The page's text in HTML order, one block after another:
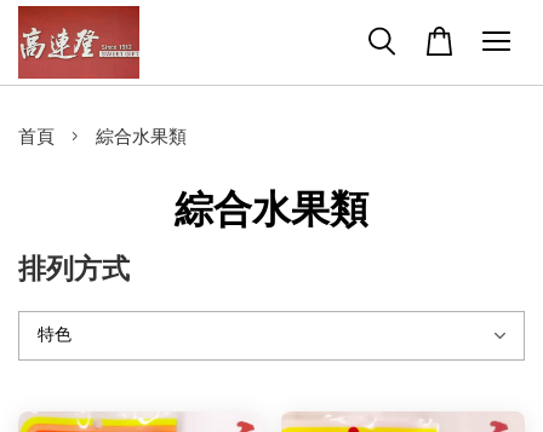
首頁 › 綜合水果類
綜合水果類
排列方式